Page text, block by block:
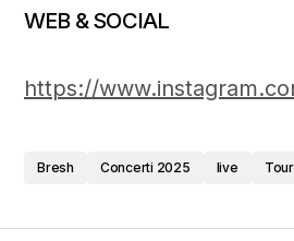
WEB & SOCIAL
https://
Bresh Concerti 2025 live